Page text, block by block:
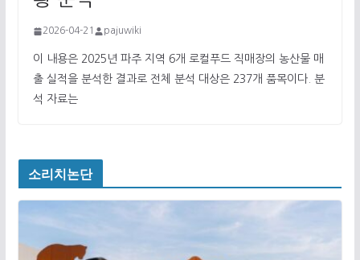
2026-04-21 pajuwiki
이 내용은 2025년 파주 지역 6개 로컬푸드 직매장의 농산물 매
출 실적을 분석한 결과로 전체 분석 대상은 237개 품목이다. 분
석 자료는
소리치논단